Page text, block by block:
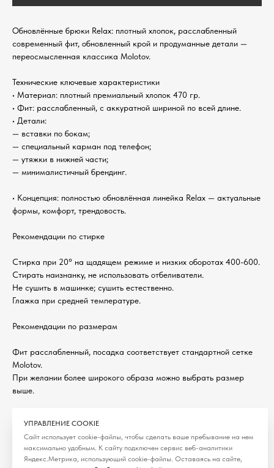
Обновлённые брюки Relax: плотный хлопок, расслабленный
современный фит, обновленный крой и продуманные детали —
переосмысленная классика Molotov.
Технические ключевые характеристики
• Материал: плотный премиальный хлопок 470 гр.
• Фит: расслабленный, с аккуратной шириной по всей длине.
• Детали:
— вставки по бокам;
— специальный карман под телефон;
— утяжки в нижней части;
— минималистичный брендинг.
• Концепция: полностью обновлённая линейка Relax — актуальные
формы, комфорт, трендовость.
Рекомендации по стирке
Стирка при 20° на щадящем режиме и низких оборотах 400-600.
Стирать наизнанку, не использовать отбеливатели.
Не сушить в машинке; сушить естественно.
Глажка при средней температуре.
Рекомендации по размерам
Фит расслабленный, посадка соответствует стандартной сетке
Molotov.
При желании более широкого образа можно выбрать размер
выше.
Сезон: SS'26
УПРАВЛЕНИЕ COOKIE
Сайт использует cookie-файлы, чтобы сделать ваше пребывание на нем
максимально удобным. К cайту подключен сервис веб-аналитики
Яндекс.Метрика, использующий cookie-файлы. Оставаясь на сайте,